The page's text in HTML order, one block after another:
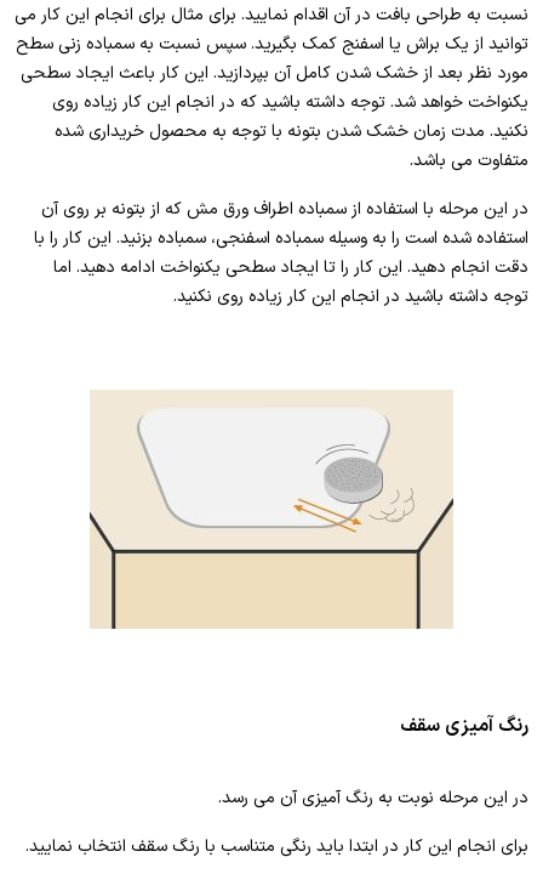
نسبت به طراحی بافت در آن اقدام نمایید. برای مثال برای انجام این کار می
توانید از یک براش یا اسفنج کمک بگیرید. سپس نسبت به سمباده زنی سطح
مورد نظر بعد از خشک شدن کامل آن بپردازید. این کار باعث ایجاد سطحی
یکنواخت خواهد شد. توجه داشته باشید که در انجام این کار زیاده روی
نکنید. مدت زمان خشک شدن بتونه با توجه به محصول خریداری شده
متفاوت می باشد.
در این مرحله با استفاده از سمباده اطراف ورق مش که از بتونه بر روی آن
استفاده شده است را به وسیله سمباده اسفنجی، سمباده بزنید. این کار را با
دقت انجام دهید. این کار را تا ایجاد سطحی یکنواخت ادامه دهید. اما
توجه داشته باشید در انجام این کار زیاده روی نکنید.
رنگ آمیزی سقف
در این مرحله نوبت به رنگ آمیزی آن می رسد.
برای انجام این کار در ابتدا باید رنگی متناسب با رنگ سقف انتخاب نمایید.